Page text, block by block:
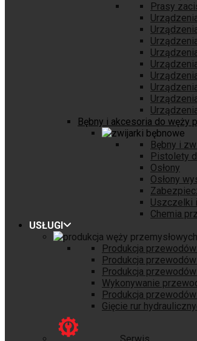
Prasy
Bębny i akcesoria do węży
Bębny i
Pistolety
Osłony
Osłony
Uszczelki
Chemia
USŁUGI
Produkcja
Produkcja
Produkcja
Wykonywanie
Produkcja
Gięcie rur